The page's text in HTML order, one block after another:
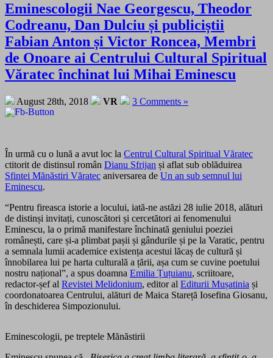
Eminescologii Nae Georgescu, Theodor
Codreanu, Dan Dulciu și publiciștii
Fabian Anton și Victor Roncea, Membri
de Onoare ai Centrului Cultural Spiritual
Văratec închinat lui Mihai Eminescu
August 28th, 2018 VR 3 Comments »
În urmă cu o lună a avut loc la Centrul Cultural Spiritual Văratec
ctitorit de distinsul român Dianu Sfrijan și aflat sub oblăduirea
Sfintei Mănăstiri Văratec aniversarea de Un an sub semnul lui
Eminescu.
“Pentru fireasca istorie a locului, iată-ne astăzi 28 iulie 2018, alături
de distinși invitați, cunoscători și cercetători ai fenomenului
Eminescu, la o primă manifestare închinată geniului poeziei
românești, care și-a plimbat pașii și gândurile și pe la Varatic, pentru
a semnala lumii academice existența acestui lăcaș de cultură și
înnobilarea lui pe harta culturală a țării, așa cum se cuvine poetului
nostru național”, a spus doamna Emilia Țuțuianu, scriitoare,
redactor-șef al Revistei Melidonium, editor al Editurii Mușatinia și
coordonatoarea Centrului, alături de Maica Stareță Iosefina Giosanu,
în deschiderea Simpozionului.
Eminescologii, pe treptele Mănăstirii